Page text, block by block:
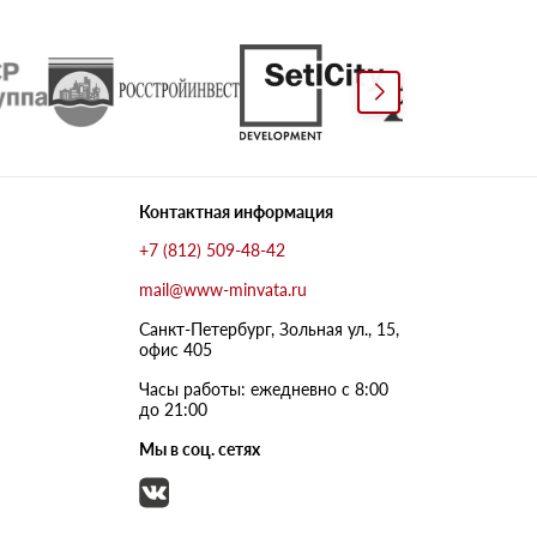
Контактная информация
+7 (812) 509-48-42
mail@www-minvata.ru
Санкт-Петербург, Зольная ул., 15,
офис 405
Часы работы: ежедневно с 8:00
до 21:00
Мы в соц. сетях